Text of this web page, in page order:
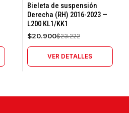
-10%
OFF
Agotado
Bieleta de suspensión
Derecha (RH) 2016-2023 —
L200 KL1/KK1
$20.900$23.222
VER DETALLES